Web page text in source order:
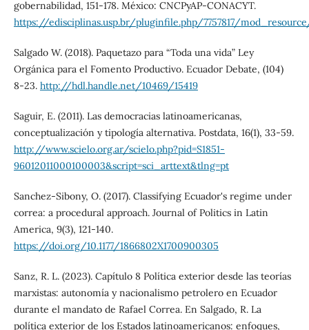
gobernabilidad, 151-178. México: CNCPyAP-CONACYT.
https://edisciplinas.usp.br/pluginfile.php/7757817/
Salgado W. (2018). Paquetazo para “Toda una vida” Ley
Orgánica para el Fomento Productivo. Ecuador Debate, (104)
8-23. http://hdl.handle.net/10469/15419
Saguir, E. (2011). Las democracias latinoamericanas,
conceptualización y tipología alternativa. Postdata, 16(1), 33-59.
http://www.scielo.org.ar/scielo.php?pid=S1851-
96012011000100003&script=sci_arttext&tlng=pt
Sanchez-Sibony, O. (2017). Classifying Ecuador's regime under
correa: a procedural approach. Journal of Politics in Latin
America, 9(3), 121-140.
https://doi.org/10.1177/1866802X1700900305
Sanz, R. L. (2023). Capítulo 8 Política exterior desde las teorías
marxistas: autonomía y nacionalismo petrolero en Ecuador
durante el mandato de Rafael Correa. En Salgado, R. La
política exterior de los Estados latinoamericanos: enfoques,